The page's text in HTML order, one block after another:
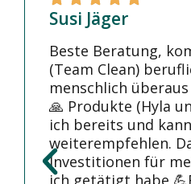
Susi Jäger
Beste Beratung,
(Team Clean)
menschlich
🙏 Produkte (Hyla
ich bereits und
weiterempfehlen.
Investitionen für
ich getätigt habe